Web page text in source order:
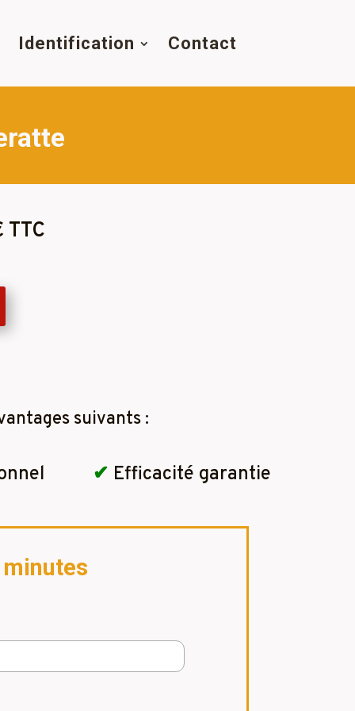
Identification Contact
suivants :
✔ Efficacité garantie